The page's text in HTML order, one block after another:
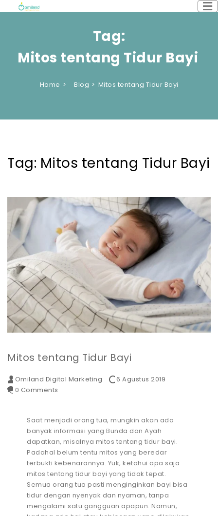
Tag:
Mitos tentang Tidur Bayi
Home Blog Mitos tentang Tidur Bayi
Tag: Mitos tentang Tidur Bayi
Mitos tentang Tidur Bayi
Omiland Digital Marketing
6 Agustus 2019
0 Comments
Saat menjadi orang tua, mungkin akan ada
banyak informasi yang Bunda dan Ayah
dapatkan, misalnya mitos tentang tidur bayi.
Padahal belum tentu mitos yang beredar
terbukti kebenarannya. Yuk, ketahui apa saja
mitos tentang tidur bayi yang tidak tepat.
Semua orang tua pasti menginginkan bayi bisa
tidur dengan nyenyak dan nyaman, tanpa
mengalami satu gangguan apapun. Namun,